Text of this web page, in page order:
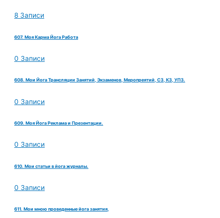
8 Записи
607. Моя Карма Йога Работа
0 Записи
608. Мои Йога Трансляции Занятий, Экзаменов, Меропреятий, СЗ, КЗ, УПЗ.
0 Записи
609. Моя Йога Реклама и Презентации.
0 Записи
610. Мои статьи в йога журналы.
0 Записи
611. Мои мною проведенные йога занятия,